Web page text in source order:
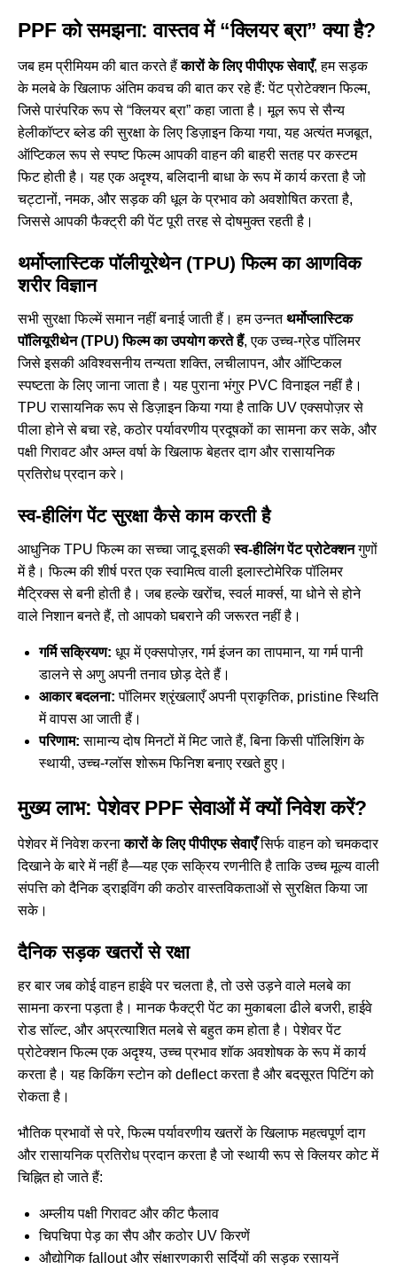
PPF को समझना: वास्तव में “क्लियर ब्रा” क्या है?
जब हम प्रीमियम की बात करते हैंकारों के लिए पीपीएफ सेवाएँ, हम सड़क
के मलबे के खिलाफ अंतिम कवच की बात कर रहे हैं: पेंट प्रोटेक्शन फिल्म,
जिसे पारंपरिक रूप से “क्लियर ब्रा” कहा जाता है। मूल रूप से सैन्य
हेलीकॉप्टर ब्लेड की सुरक्षा के लिए डिज़ाइन किया गया, यह अत्यंत मजबूत,
ऑप्टिकल रूप से स्पष्ट फिल्म आपकी वाहन की बाहरी सतह पर कस्टम
फिट होती है। यह एक अदृश्य, बलिदानी बाधा के रूप में कार्य करता है जो
चट्टानों, नमक, और सड़क की धूल के प्रभाव को अवशोषित करता है,
जिससे आपकी फैक्ट्री की पेंट पूरी तरह से दोषमुक्त रहती है।
थर्मोप्लास्टिक पॉलीयूरेथेन (TPU) फिल्म का आणविक
शरीर विज्ञान
सभी सुरक्षा फिल्में समान नहीं बनाई जाती हैं। हम उन्नतथर्मोप्लास्टिक
पॉलियूरीथेन (TPU) फिल्म का उपयोग करते हैं, एक उच्च-ग्रेड पॉलिमर
जिसे इसकी अविश्वसनीय तन्यता शक्ति, लचीलापन, और ऑप्टिकल
स्पष्टता के लिए जाना जाता है। यह पुराना भंगुर PVC विनाइल नहीं है।
TPU रासायनिक रूप से डिज़ाइन किया गया है ताकि UV एक्सपोज़र से
पीला होने से बचा रहे, कठोर पर्यावरणीय प्रदूषकों का सामना कर सके, और
पक्षी गिरावट और अम्ल वर्षा के खिलाफ बेहतर दाग और रासायनिक
प्रतिरोध प्रदान करे।
स्व-हीलिंग पेंट सुरक्षा कैसे काम करती है
आधुनिक TPU फिल्म का सच्चा जादू इसकीस्व-हीलिंग पेंट प्रोटेक्शनगुणों
में है। फिल्म की शीर्ष परत एक स्वामित्व वाली इलास्टोमेरिक पॉलिमर
मैट्रिक्स से बनी होती है। जब हल्के खरोंच, स्वर्ल मार्क्स, या धोने से होने
वाले निशान बनते हैं, तो आपको घबराने की जरूरत नहीं है।
गर्मि सक्रियण: धूप में एक्सपोज़र, गर्म इंजन का तापमान, या गर्म पानी
डालने से अणु अपनी तनाव छोड़ देते हैं।
आकार बदलना: पॉलिमर श्रृंखलाएँ अपनी प्राकृतिक, pristine स्थिति
में वापस आ जाती हैं।
परिणाम: सामान्य दोष मिनटों में मिट जाते हैं, बिना किसी पॉलिशिंग के
स्थायी, उच्च-ग्लॉस शोरूम फिनिश बनाए रखते हुए।
मुख्य लाभ: पेशेवर PPF सेवाओं में क्यों निवेश करें?
पेशेवर में निवेश करनाकारों के लिए पीपीएफ सेवाएँसिर्फ वाहन को चमकदार
दिखाने के बारे में नहीं है—यह एक सक्रिय रणनीति है ताकि उच्च मूल्य वाली
संपत्ति को दैनिक ड्राइविंग की कठोर वास्तविकताओं से सुरक्षित किया जा
सके।
दैनिक सड़क खतरों से रक्षा
हर बार जब कोई वाहन हाईवे पर चलता है, तो उसे उड़ने वाले मलबे का
सामना करना पड़ता है। मानक फैक्ट्री पेंट का मुकाबला ढीले बजरी, हाईवे
रोड सॉल्ट, और अप्रत्याशित मलबे से बहुत कम होता है। पेशेवर पेंट
प्रोटेक्शन फिल्म एक अदृश्य, उच्च प्रभाव शॉक अवशोषक के रूप में कार्य
करता है। यह किकिंग स्टोन को deflect करता है और बदसूरत पिटिंग को
रोकता है।
भौतिक प्रभावों से परे, फिल्म पर्यावरणीय खतरों के खिलाफ महत्वपूर्ण दाग
और रासायनिक प्रतिरोध प्रदान करता है जो स्थायी रूप से क्लियर कोट में
चिह्नित हो जाते हैं:
अम्लीय पक्षी गिरावट और कीट फैलाव
चिपचिपा पेड़ का सैप और कठोर UV किरणें
औद्योगिक fallout और संक्षारणकारी सर्दियों की सड़क रसायनें